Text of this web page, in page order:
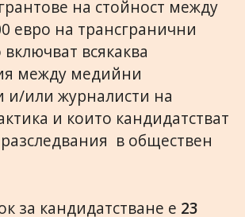
на стойност между
евро на трансгранични
всякаква
между медийни
и/или журналисти на
и които кандидатстват
в обществен
за кандидатстване е 23